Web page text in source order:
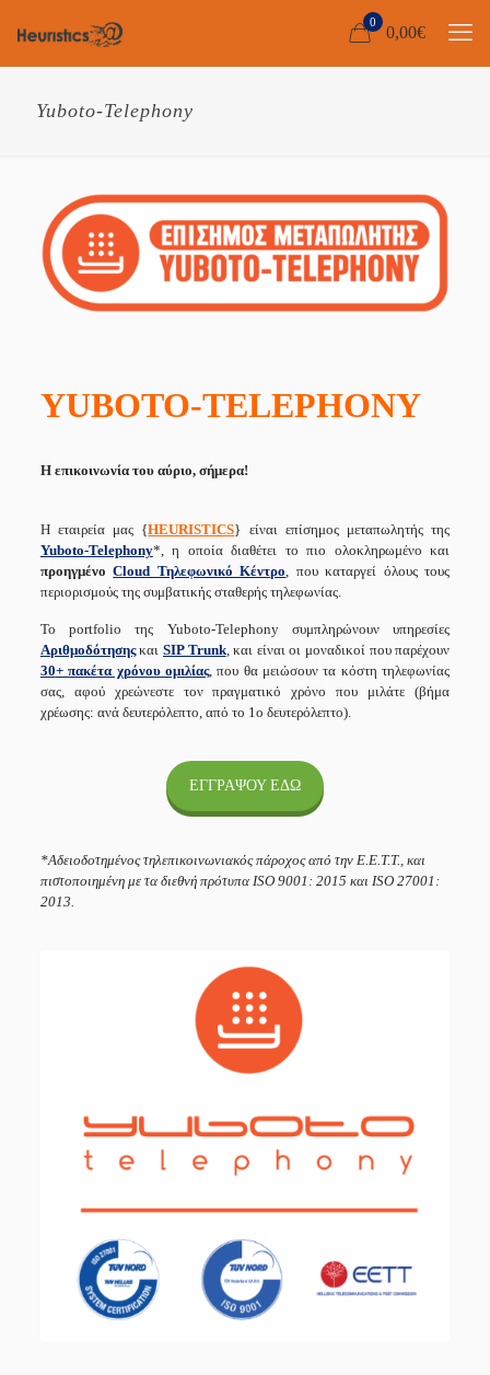
0
0,00€
Yuboto-Telephony
YUBOTO-TELEPHONY
H επικοινωνία του αύριο, σήμερα!
Η εταιρεία μας {HEURISTICS} είναι επίσημος μεταπωλητής της
Yuboto-Telephony*, η οποία διαθέτει το πιο ολοκληρωμένο και
προηγμένοCloud Τηλεφωνικό Κέντρο , που καταργεί όλους τους
περιορισμούς της συμβατικής σταθερής τηλεφωνίας.
Το portfolio της Yuboto-Telephony συμπληρώνουν υπηρεσίες
ΑριθμοδότησηςκαιSIP Trunk, και είναι οι μοναδικοί που παρέχουν
30+ πακέτα χρόνου ομιλίας, που θα μειώσουν τα κόστη τηλεφωνίας
σας, αφού χρεώνεστε τον πραγματικό χρόνο που μιλάτε (βήμα
χρέωσης: ανά δευτερόλεπτο, από το 1ο δευτερόλεπτο).
ΕΓΓΡΑΨΟΥ ΕΔΩ
*Αδειοδοτημένοςτηλεπικοινωνιακόςπάροχοςαπό την Ε.Ε.Τ.Τ., και
πιστοποιημένη με τα διεθνή πρότυπα ISO 9001: 2015 και ISO 27001:
2013.